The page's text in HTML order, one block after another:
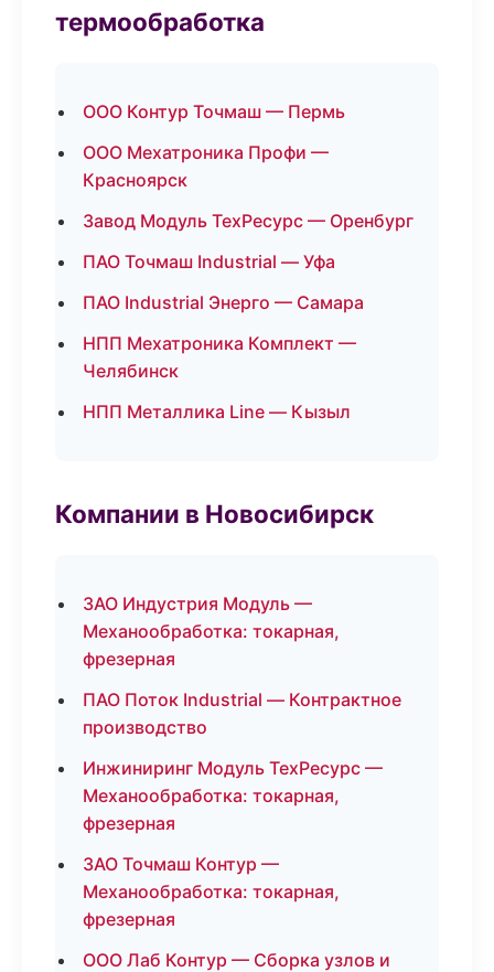
термообработка
ООО Контур Точмаш — Пермь
ООО Мехатроника Профи —
Красноярск
Завод Модуль ТехРесурс — Оренбург
ПАО Точмаш Industrial — Уфа
ПАО Industrial Энерго — Самара
НПП Мехатроника Комплект —
Челябинск
НПП Металлика Line — Кызыл
Компании в Новосибирск
ЗАО Индустрия Модуль —
Механообработка: токарная,
фрезерная
ПАО Поток Industrial — Контрактное
производство
Инжиниринг Модуль ТехРесурс —
Механообработка: токарная,
фрезерная
ЗАО Точмаш Контур —
Механообработка: токарная,
фрезерная
ООО Лаб Контур — Сборка узлов и